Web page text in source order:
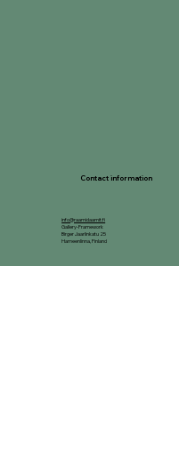
Contact information
info@raamidaamit.fi
Gallery-Framework
Birger Jaarlinkatu 25
Hameenlinna, Finland